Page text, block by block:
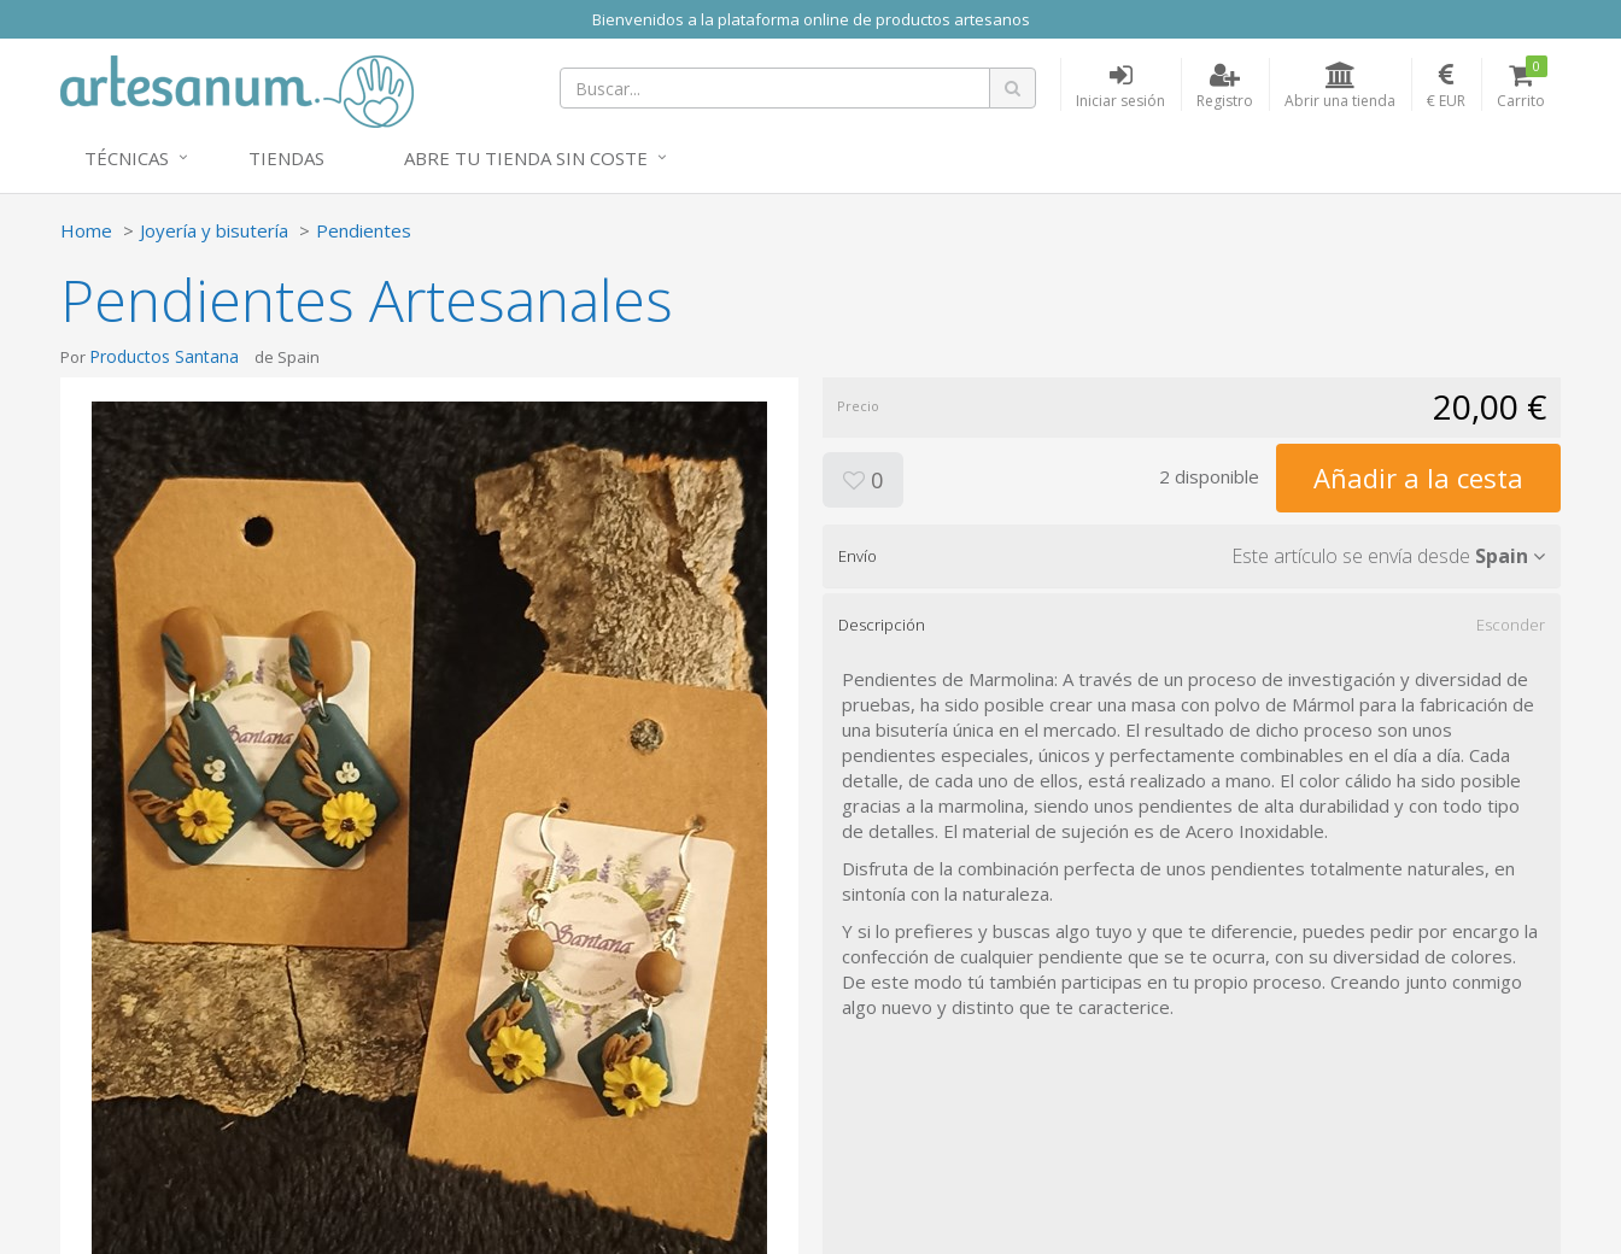
Bienvenidos a la plataforma online de productos artesanos
Iniciar sesión Registro Abrir una tienda € EUR Carrito
0
TÉCNICAS TIENDAS ABRE TU TIENDA SIN COSTE
Home Joyería y bisutería Pendientes
Pendientes Artesanales
Por Productos Santana de Spain
Precio 20,00 €
0 2 disponible Añadir a la cesta
Envío Este artículo se envía desde Spain
Descripción Esconder
Pendientes de Marmolina: A través de un proceso de investigación y diversidad de
pruebas, ha sido posible crear una masa con polvo de Mármol para la fabricación de
una bisutería única en el mercado. El resultado de dicho proceso son unos
pendientes especiales, únicos y perfectamente combinables en el día a día. Cada
detalle, de cada uno de ellos, está realizado a mano. El color cálido ha sido posible
gracias a la marmolina, siendo unos pendientes de alta durabilidad y con todo tipo
de detalles. El material de sujeción es de Acero Inoxidable.
Disfruta de la combinación perfecta de unos pendientes totalmente naturales, en
sintonía con la naturaleza.
Y si lo prefieres y buscas algo tuyo y que te diferencie, puedes pedir por encargo la
confección de cualquier pendiente que se te ocurra, con su diversidad de colores.
De este modo tú también participas en tu propio proceso. Creando junto conmigo
algo nuevo y distinto que te caracterice.